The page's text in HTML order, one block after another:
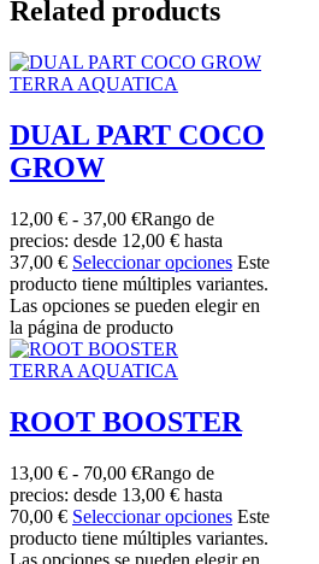
Related products
TERRA AQUATICA
DUAL PART COCO
GROW
12,00 € - 37,00 €Rango de
precios: desde 12,00 € hasta
37,00 € Seleccionar opciones Este
producto tiene múltiples variantes.
Las opciones se pueden elegir en
la página de producto
TERRA AQUATICA
ROOT BOOSTER
13,00 € - 70,00 €Rango de
precios: desde 13,00 € hasta
70,00 € Seleccionar opciones Este
producto tiene múltiples variantes.
Las opciones se pueden elegir en